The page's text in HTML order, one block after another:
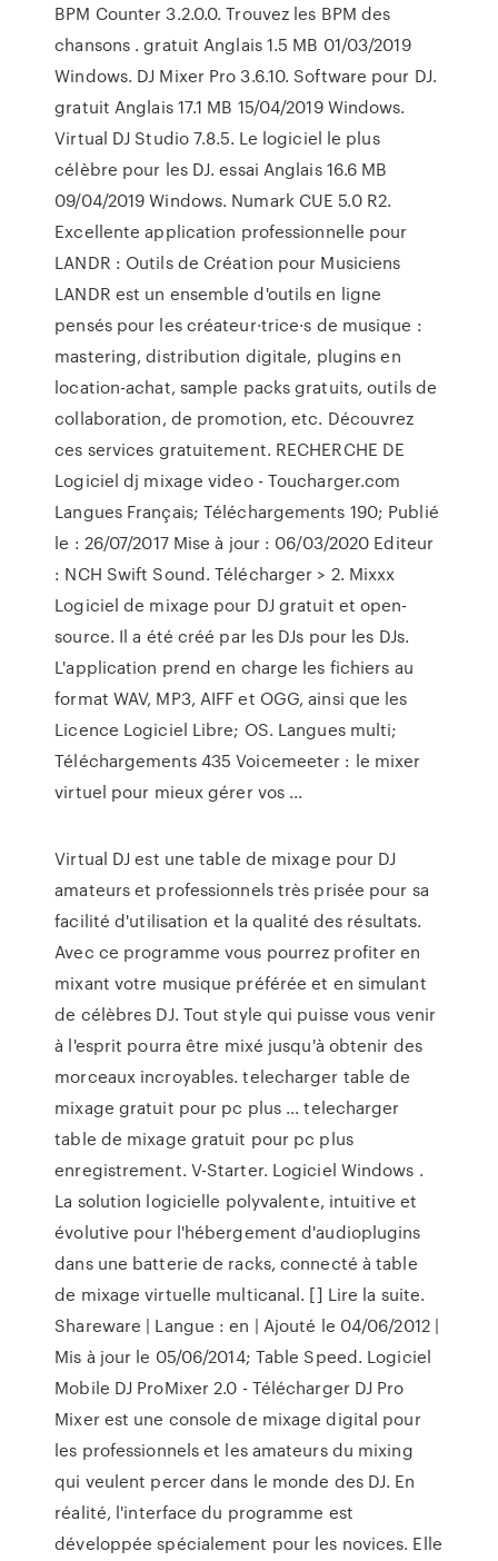
BPM Counter 3.2.0.0. Trouvez les BPM des
chansons . gratuit Anglais 1.5 MB 01/03/2019
Windows. DJ Mixer Pro 3.6.10. Software pour DJ.
gratuit Anglais 17.1 MB 15/04/2019 Windows.
Virtual DJ Studio 7.8.5. Le logiciel le plus
célèbre pour les DJ. essai Anglais 16.6 MB
09/04/2019 Windows. Numark CUE 5.0 R2.
Excellente application professionnelle pour
LANDR : Outils de Création pour Musiciens
LANDR est un ensemble d'outils en ligne
pensés pour les créateur·trice·s de musique :
mastering, distribution digitale, plugins en
location-achat, sample packs gratuits, outils de
collaboration, de promotion, etc. Découvrez
ces services gratuitement. RECHERCHE DE
Logiciel dj mixage video - Toucharger.com
Langues Français; Téléchargements 190; Publié
le : 26/07/2017 Mise à jour : 06/03/2020 Editeur
: NCH Swift Sound. Télécharger > 2. Mixxx
Logiciel de mixage pour DJ gratuit et open-
source. Il a été créé par les DJs pour les DJs.
L'application prend en charge les fichiers au
format WAV, MP3, AIFF et OGG, ainsi que les
Licence Logiciel Libre; OS. Langues multi;
Téléchargements 435 Voicemeeter : le mixer
virtuel pour mieux gérer vos ...
Virtual DJ est une table de mixage pour DJ
amateurs et professionnels très prisée pour sa
facilité d'utilisation et la qualité des résultats.
Avec ce programme vous pourrez profiter en
mixant votre musique préférée et en simulant
de célèbres DJ. Tout style qui puisse vous venir
à l'esprit pourra être mixé jusqu'à obtenir des
morceaux incroyables. telecharger table de
mixage gratuit pour pc plus ... telecharger
table de mixage gratuit pour pc plus
enregistrement. V-Starter. Logiciel Windows .
La solution logicielle polyvalente, intuitive et
évolutive pour l'hébergement d'audioplugins
dans une batterie de racks, connecté à table
de mixage virtuelle multicanal. [] Lire la suite.
Shareware | Langue : en | Ajouté le 04/06/2012 |
Mis à jour le 05/06/2014; Table Speed. Logiciel
Mobile DJ ProMixer 2.0 - Télécharger DJ Pro
Mixer est une console de mixage digital pour
les professionnels et les amateurs du mixing
qui veulent percer dans le monde des DJ. En
réalité, l'interface du programme est
développée spécialement pour les novices. Elle